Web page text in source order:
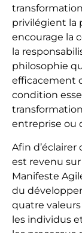
privilégient la
encourage la
la
philosophie
efficacement
condition
transformation
entreprise ou
Afin
est revenu
Manifeste
du
quatre
les individus